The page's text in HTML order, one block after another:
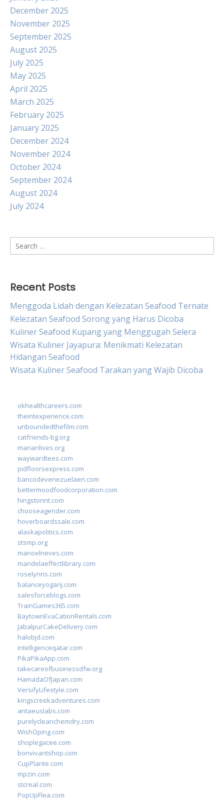
December 2025
November 2025
September 2025
August 2025
July 2025
May 2025
April 2025
March 2025
February 2025
January 2025
December 2024
November 2024
October 2024
September 2024
August 2024
July 2024
Search
for:
Recent Posts
Menggoda Lidah dengan Kelezatan Seafood Ternate
Kelezatan Seafood Sorong yang Harus Dicoba
Kuliner Seafood Kupang yang Menggugah Selera
Wisata Kuliner Jayapura: Menikmati Kelezatan
Hidangan Seafood
Wisata Kuliner Seafood Tarakan yang Wajib Dicoba
okhealthcareers.com
theintexperience.com
unboundedthefilm.com
catfriends-bg.org
marianlives.org
waywardtees.com
pidfloorsexpress.com
bancodevenezuelaen.com
bettermoodfoodcorporation.com
hingstonnt.com
chooseagender.com
hoverboardssale.com
alaskapolitics.com
stsmp.org
manoelneves.com
mandelaeffectlibrary.com
roselynns.com
balanceyoganj.com
salesforceblogs.com
TrainGames365.com
BaytownEvaCationRentals.com
JabalpurCakeDelivery.com
halobjd.com
intelligenceqatar.com
PikaPikaApp.com
takecareofbusinessdfw.org
HamadaOfJapan.com
VersifyLifestyle.com
kingscreekadventures.com
antaeuslabs.com
purelycleanchemdry.com
WishOping.com
shoplegacee.com
bonvivantshop.com
CupPlante.com
mpzin.com
stcreal.com
PopUpFlea.com